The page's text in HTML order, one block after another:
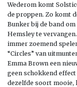
Wederom komt
de proppen. Zo komt
Bunker bij de band
Hemsley te
immer zoemend
“Circles” van
Emma Brown een
geen schokkend
dezelfde soort mooie,